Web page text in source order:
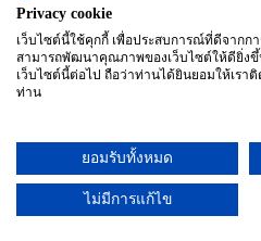
ผู้ชำนาญการ
ประจำ :
อาทิตย์
จันทร์
(27/09)
อังคาร
(28/09)
พุธ
Privacy cookie
เว็บไซต์นี้ใช้คุกกี้ เพื่อประสบการณ์ที่ดีจากก
สามารถพัฒนาคุณภาพของเว็บไซต์ให้ดียิ่งขึ้
เว็บไซต์นี้ต่อไป ถือว่าท่านได้ยินยอมให้เรา
ท่าน
ยอมรับทั้งหมด
ไม่มีการแก้ไข